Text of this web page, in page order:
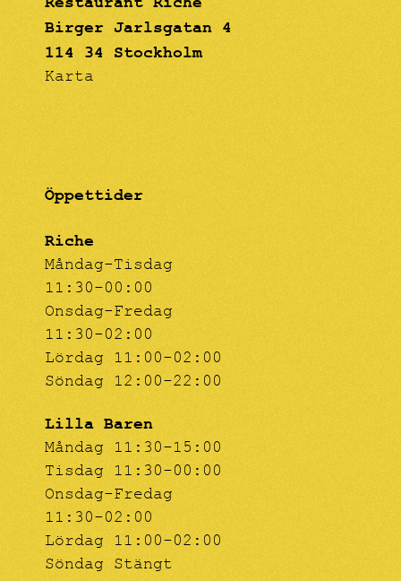
Öppettider
Riche
Måndag-Tisdag
11:30-00:00
Onsdag-Fredag
11:30-02:00
Lördag 11:00-02:00
Söndag 12:00-22:00
Lilla Baren
Måndag 11:30-15:00
Tisdag 11:30-00:00
Onsdag-Fredag
11:30-02:00
Lördag 11:00-02:00
Söndag Stängt
Birger Jarlsgatan 4
114 34 Stockholm
Karta